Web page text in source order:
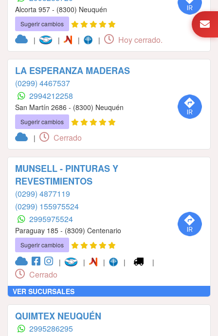
Alcorta 957 - (8300) Neuquén
Sugerir cambios
| | | | Hoy cerrado.
LA ESPERANZA MADERAS
(0299) 4467537
2994212258
San Martín 2686 - (8300) Neuquén
Sugerir cambios
| Cerrado
MUNSELL - PINTURAS Y
REVESTIMIENTOS
(0299) 4877119
(0299) 155975524
2995975524
Paraguay 185 - (8309) Centenario
Sugerir cambios
| | | | |
Cerrado
VER SUCURSALES
QUIMTEX NEUQUÉN
2995286295